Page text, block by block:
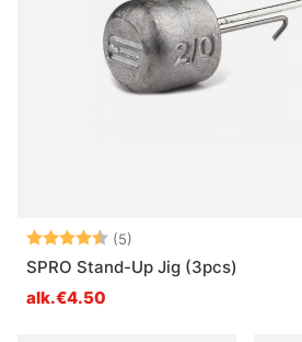
Arvio: (5)
SPRO Stand-Up Jig (3pcs)
alk.€4.50